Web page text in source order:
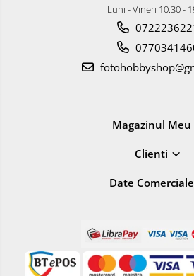
Luni - Vineri 10.30 -
Magazinul Meu
Clienti
Date Comerciale